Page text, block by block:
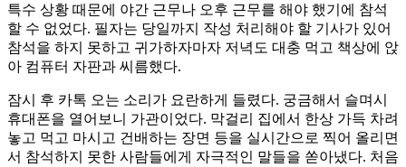
특수 상황 때문에 야간 근무나 오후 근무를 해야 했기에 참석
할 수 없었다. 필자는 당일까지 작성 처리해야 할 기사가 있어
참석을 하지 못하고 귀가하자마자 저녁도 대충 먹고 책상에 앉
아 컴퓨터 자판과 씨름했다.
잠시 후 카톡 오는 소리가 요란하게 들렸다. 궁금해서 슬며시
휴대폰을 열어보니 가관이었다. 막걸리 집에서 한상 가득 차려
놓고 먹고 마시고 건배하는 장면 등을 실시간으로 찍어 올리면
서 참석하지 못한 사람들에게 자극적인 말들을 쏟아냈다. 처음